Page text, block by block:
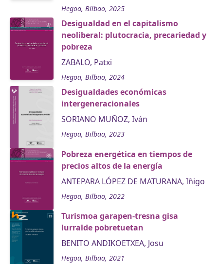
Hegoa, Bilbao, 2025
Desigualdad en el capitalismo
neoliberal: plutocracia, precariedad y
pobreza
ZABALO, Patxi
Hegoa, Bilbao, 2024
Desigualdades económicas
intergeneracionales
SORIANO MUÑOZ, Iván
Hegoa, Bilbao, 2023
Pobreza energética en tiempos de
precios altos de la energía
ANTEPARA LÓPEZ DE MATURANA, Iñigo
Hegoa, Bilbao, 2022
Turismoa garapen-tresna gisa
lurralde pobretuetan
BENITO ANDIKOETXEA, Josu
Hegoa, Bilbao, 2021